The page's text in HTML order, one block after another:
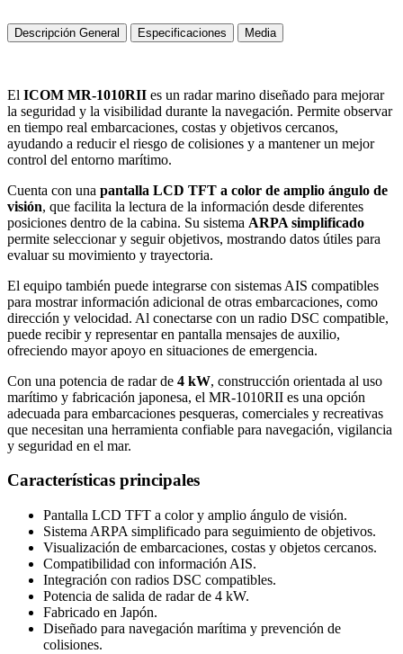
Descripción General Especificaciones Media
El ICOM MR-1010RII es un radar marino diseñado para mejorar
la seguridad y la visibilidad durante la navegación. Permite observar
en tiempo real embarcaciones, costas y objetivos cercanos,
ayudando a reducir el riesgo de colisiones y a mantener un mejor
control del entorno marítimo.
Cuenta con una pantalla LCD TFT a color de amplio ángulo de
visión, que facilita la lectura de la información desde diferentes
posiciones dentro de la cabina. Su sistema ARPA simplificado
permite seleccionar y seguir objetivos, mostrando datos útiles para
evaluar su movimiento y trayectoria.
El equipo también puede integrarse con sistemas AIS compatibles
para mostrar información adicional de otras embarcaciones, como
dirección y velocidad. Al conectarse con un radio DSC compatible,
puede recibir y representar en pantalla mensajes de auxilio,
ofreciendo mayor apoyo en situaciones de emergencia.
Con una potencia de radar de 4 kW, construcción orientada al uso
marítimo y fabricación japonesa, el MR-1010RII es una opción
adecuada para embarcaciones pesqueras, comerciales y recreativas
que necesitan una herramienta confiable para navegación, vigilancia
y seguridad en el mar.
Características principales
Pantalla LCD TFT a color y amplio ángulo de visión.
Sistema ARPA simplificado para seguimiento de objetivos.
Visualización de embarcaciones, costas y objetos cercanos.
Compatibilidad con información AIS.
Integración con radios DSC compatibles.
Potencia de salida de radar de 4 kW.
Fabricado en Japón.
Diseñado para navegación marítima y prevención de
colisiones.